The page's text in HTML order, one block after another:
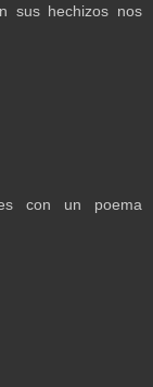
sus hechizos nos
con un poema